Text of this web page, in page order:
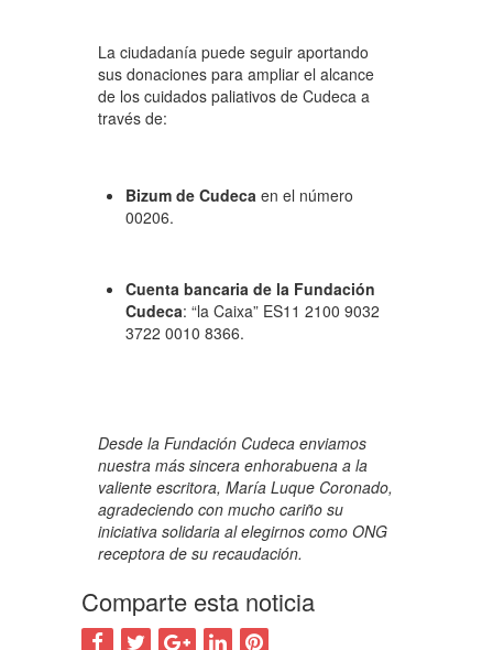
La ciudadanía puede seguir aportando
sus donaciones para ampliar el alcance
de los cuidados paliativos de Cudeca a
través de:
Bizum de Cudeca en el número
00206.
Cuenta bancaria de la Fundación
Cudeca: “la Caixa” ES11 2100 9032
3722 0010 8366.
Desde la Fundación Cudeca enviamos
nuestra más sincera enhorabuena a la
valiente escritora, María Luque Coronado,
agradeciendo con mucho cariño su
iniciativa solidaria al elegirnos como ONG
receptora de su recaudación.
Comparte esta noticia